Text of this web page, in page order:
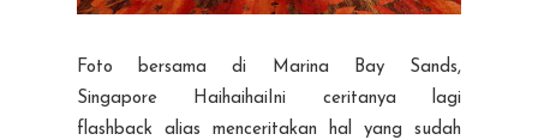
Foto bersama di Marina Bay Sands,
Singapore HaihaihaiIni ceritanya lagi
flashback alias menceritakan hal yang sudah